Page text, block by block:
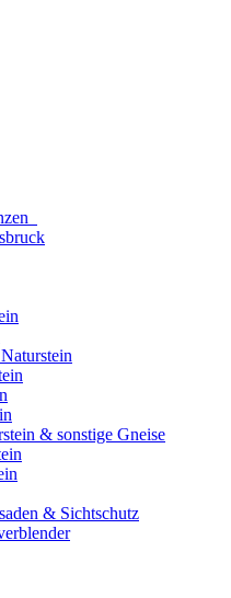
& sonstige Gneise
& Sichtschutz